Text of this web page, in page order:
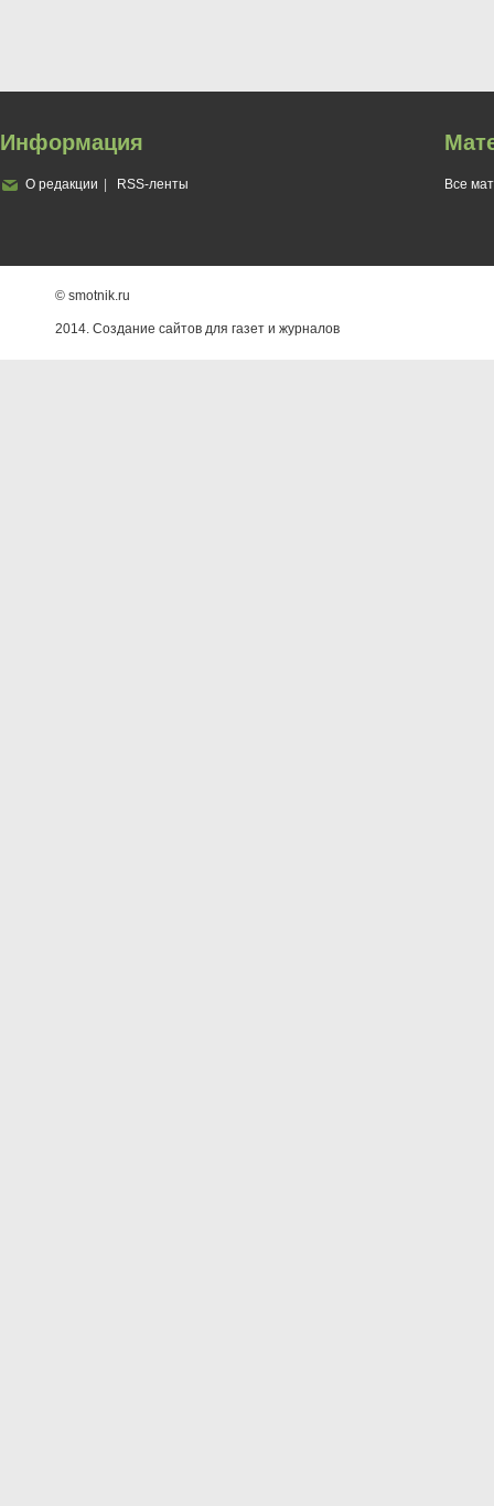
Информация
О редакции RSS-ленты Все
© smotnik.ru
2014. Создание сайтов для газет и журналов